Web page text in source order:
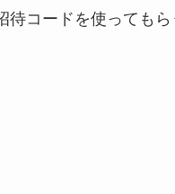
待コードを使ってもら